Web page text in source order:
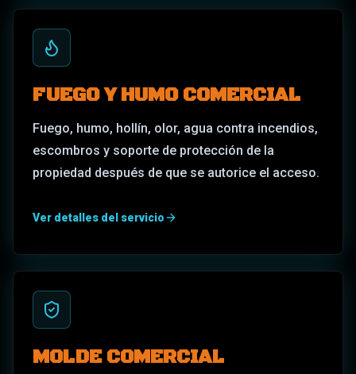
FUEGO Y HUMO COMERCIAL
Fuego, humo, hollín, olor, agua contra incendios,
escombros y soporte de protección de la
propiedad después de que se autorice el acceso.
Ver detalles del servicio
MOLDE COMERCIAL